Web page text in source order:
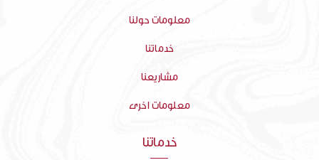
معلومات حولنا
خدماتنا
مشاريعنا
معلومات اخرى
خدماتنا